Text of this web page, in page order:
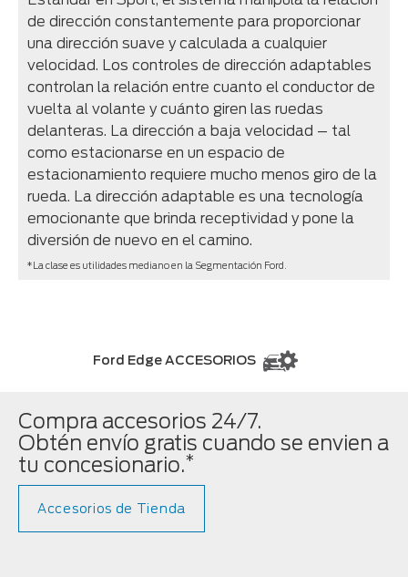
de dirección constantemente para proporcionar
una dirección suave y calculada a cualquier
velocidad. Los controles de dirección adaptables
controlan la relación entre cuanto el conductor de
vuelta al volante y cuánto giren las ruedas
delanteras. La dirección a baja velocidad – tal
como estacionarse en un espacio de
estacionamiento requiere mucho menos giro de la
rueda. La dirección adaptable es una tecnología
emocionante que brinda receptividad y pone la
diversión de nuevo en el camino.
*La clase es utilidades mediano en la Segmentación Ford.
Ford Edge ACCESORIOS
Compra accesorios 24/7.
Obtén envío gratis cuando se envien a
tu concesionario.*
Accesorios de Tienda